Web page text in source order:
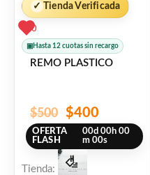
✓ Tienda Verificada
0
▣ Hasta 12 cuotas sin recargo
REMO PLASTICO
$500 $400
OFERTA
FLASH
00d 00h 00
m 00s
Tienda: